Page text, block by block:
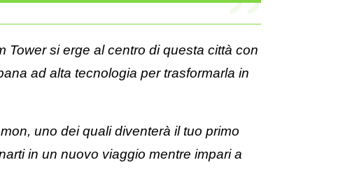
Tower si erge al centro di questa città con
ad alta tecnologia per trasformarla in
uno dei quali diventerà il tuo primo
in un nuovo viaggio mentre impari a